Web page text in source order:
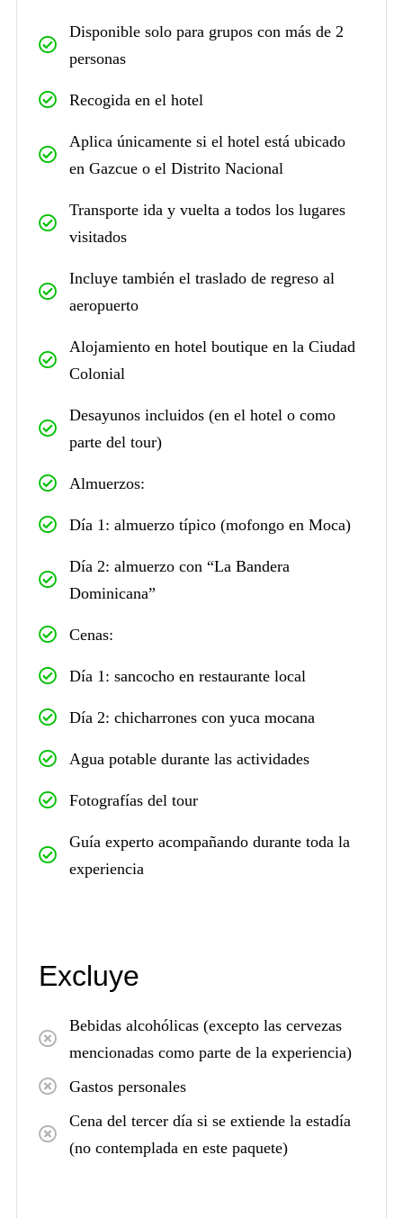
Disponible solo para grupos con más de 2
personas
Recogida en el hotel
Aplica únicamente si el hotel está ubicado
en Gazcue o el Distrito Nacional
Transporte ida y vuelta a todos los lugares
visitados
Incluye también el traslado de regreso al
aeropuerto
Alojamiento en hotel boutique en la Ciudad
Colonial
Desayunos incluidos (en el hotel o como
parte del tour)
Almuerzos:
Día 1: almuerzo típico (mofongo en Moca)
Día 2: almuerzo con “La Bandera
Dominicana”
Cenas:
Día 1: sancocho en restaurante local
Día 2: chicharrones con yuca mocana
Agua potable durante las actividades
Fotografías del tour
Guía experto acompañando durante toda la
experiencia
Excluye
Bebidas alcohólicas (excepto las cervezas
mencionadas como parte de la experiencia)
Gastos personales
Cena del tercer día si se extiende la estadía
(no contemplada en este paquete)